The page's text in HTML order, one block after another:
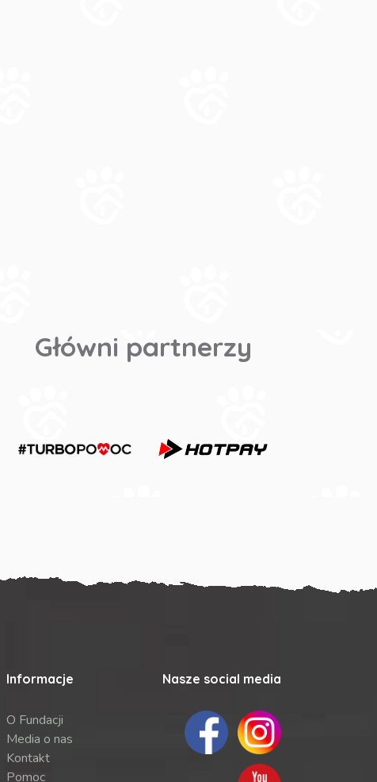
Główni partnerzy
Informacje
O Fundacji
Media o nas
Kontakt
Pomoc
Nasze social media